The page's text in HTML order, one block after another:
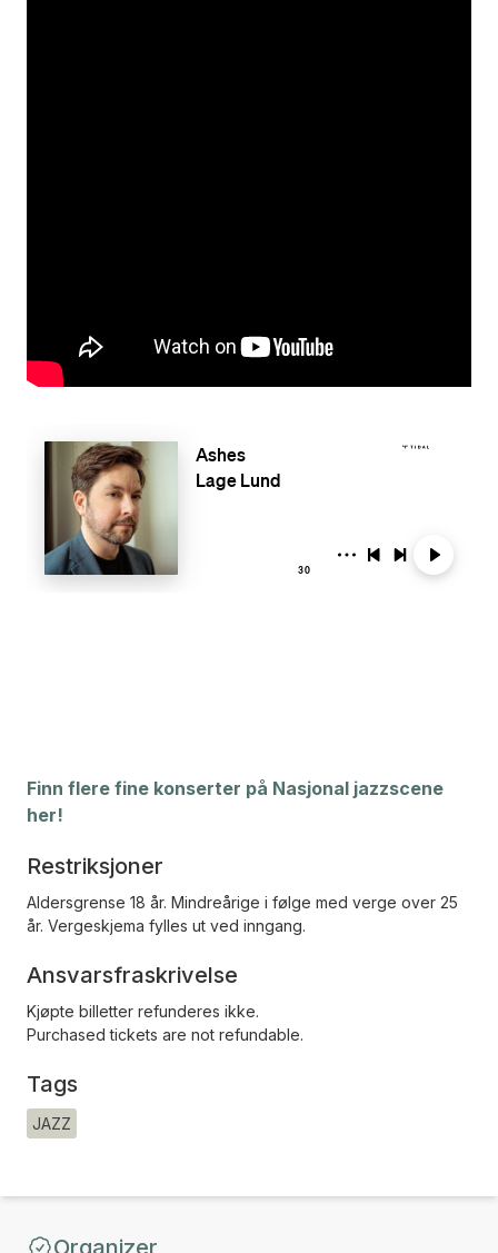
Finn flere fine konserter på Nasjonal jazzscene
her!
Restriksjoner
Aldersgrense 18 år. Mindreårige i følge med verge over 25
år. Vergeskjema fylles ut ved inngang.
Ansvarsfraskrivelse
Kjøpte billetter refunderes ikke.
Purchased tickets are not refundable.
Tags
JAZZ
Organizer